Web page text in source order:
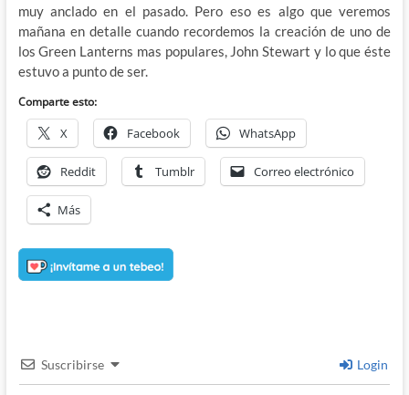
muy anclado en el pasado. Pero eso es algo que veremos
mañana en detalle cuando recordemos la creación de uno de
los Green Lanterns mas populares, John Stewart y lo que éste
estuvo a punto de ser.
Comparte esto:
X Facebook WhatsApp
Reddit Tumblr Correo electrónico
Más
Suscribirse Login